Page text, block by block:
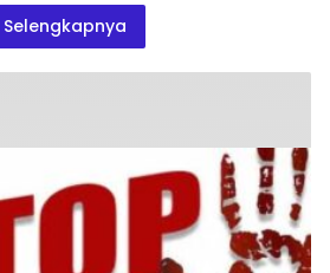
Selengkapnya